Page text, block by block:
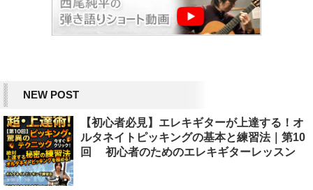
NEW POST
【初心者必見】エレキギターが上達する！オ
ルタネイトピッキングの基本と練習法｜第10
回 初心者のためのエレキギターレッスン